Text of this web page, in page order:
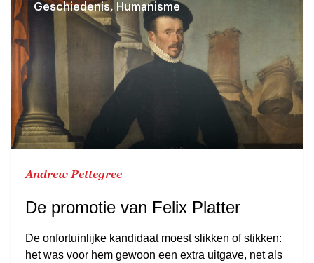
Geschiedenis, Humanisme
Andrew Pettegree
De promotie van Felix Platter
De onfortuinlijke kandidaat moest slikken of stikken:
het was voor hem gewoon een extra uitgave, net als